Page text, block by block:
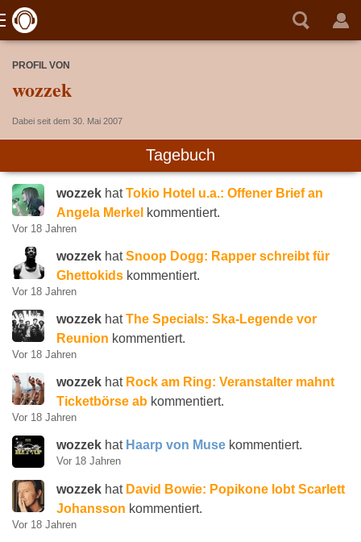
PROFIL VON
wozzek
Dabei seit dem 30. Mai 2007
Tagebuch
wozzek hatTokio Hotel u.a.: Offener Brief an
Angela Merkel kommentiert.
Vor 18 Jahren
wozzek hatSnoop Dogg: Rapper schreibt für
Ghettokids kommentiert.
Vor 18 Jahren
wozzek hatThe Specials: Ska-Legende vor
Reunion kommentiert.
Vor 18 Jahren
wozzek hat Rock am Ring: Veranstalter mahnt
Ticketbörse ab kommentiert.
Vor 18 Jahren
wozzek hat Haarp von Muse kommentiert.
Vor 18 Jahren
wozzek hat David Bowie: Popikone lobt Scarlett
Johansson kommentiert.
Vor 18 Jahren